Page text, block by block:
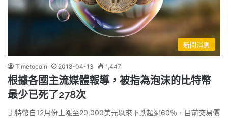
新聞消息
Timetocoin 2018-04-13 1,447
根據各國主流媒體報導，被指為泡沫的比特幣
最少已死了278次
比特幣自12月份上漲至20,000美元以來下跌超過60％，目前交易價